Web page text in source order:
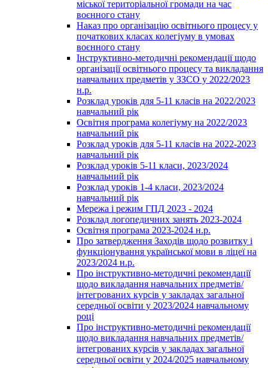
міської територіальної громади на час
воєнного стану
Наказ про організацію освітнього процесу у
початкових класах колегіуму в умовах
воєнного стану
Інструктивно-методичні рекомендації щодо
організації освітнього процесу та викладання
навчальних предметів у ЗЗСО у 2022/2023
н.р.
Розклад уроків для 5-11 класів на 2022/2023
навчальний рік
Освітня програма колегіуму на 2022/2023
навчальний рік
Розклад уроків для 5-11 класів на 2022-2023
навчальний рік
Розклад уроків 5-11 класи, 2023/2024
навчальний рік
Розклад уроків 1-4 класи, 2023/2024
навчальний рік
Мережа і режим ГПД 2023 - 2024
Розклад логопедичних занять 2023-2024
Освітня програма 2023-2024 н.р.
Про затвердження Заходів щодо розвитку і
функціонування української мови в ліцеї на
2023/2024 н.р.
Про інструктивно-методичні рекомендації
щодо викладання навчальних предметів/
інтегрованих курсів у закладах загальної
середньої освіти у 2023/2024 навчальному
році
Про інструктивно-методичні рекомендації
щодо викладання навчальних предметів/
інтегрованих курсів у закладах загальної
середньої освіти у 2024/2025 навчальному